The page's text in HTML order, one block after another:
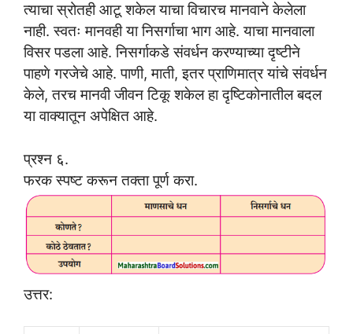
त्याचा स्रोतही आटू शकेल याचा विचारच मानवाने केलेला
नाही. स्वतः मानवही या निसर्गाचा भाग आहे. याचा मानवाला
विसर पडला आहे. निसर्गाकडे संवर्धन करण्याच्या दृष्टीने
पाहणे गरजेचे आहे. पाणी, माती, इतर प्राणिमात्र यांचे संवर्धन
केले, तरच मानवी जीवन टिकू शकेल हा दृष्टिकोनातील बदल
या वाक्यातून अपेक्षित आहे.
प्रश्न ६.
फरक स्पष्ट करून तक्ता पूर्ण करा.
उत्तर: